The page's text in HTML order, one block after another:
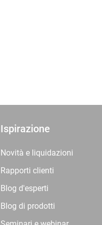
Ispirazione
Novità e liquidazioni
Rapporti clienti
Blog d'esperti
Blog di prodotti